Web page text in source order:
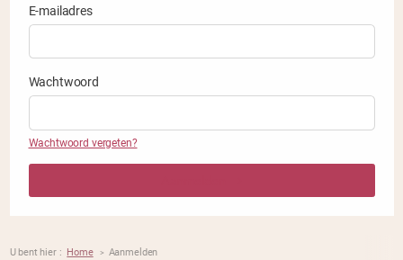
E-mailadres
Wachtwoord
Wachtwoord vergeten?
U bent hier : Home > Aanmelden